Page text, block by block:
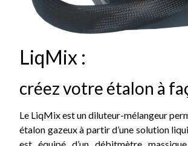
LiqMix :
créez votre étalon à
Le LiqMix est un diluteur-mélangeur
étalon gazeux à partir d’une solution